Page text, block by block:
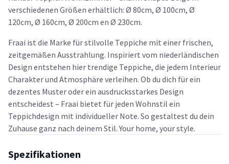
verschiedenen Größen erhältlich: Ø 80cm, Ø 100cm, Ø
120cm, Ø 160cm, Ø 200cm en Ø 230cm.
Fraai ist die Marke für stilvolle Teppiche mit einer frischen,
zeitgemäßen Ausstrahlung. Inspiriert vom niederländischen
Design entstehen hier trendige Teppiche, die jedem Interieur
Charakter und Atmosphäre verleihen. Ob du dich für ein
dezentes Muster oder ein ausdrucksstarkes Design
entscheidest – Fraai bietet für jeden Wohnstil ein
Teppichdesign mit individueller Note. So gestaltest du dein
Zuhause ganz nach deinem Stil. Your home, your style.
Spezifikationen